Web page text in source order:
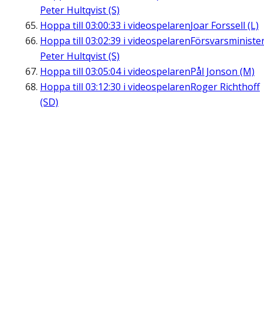
Peter Hultqvist (S)
Hoppa till 03:00:33 i videospelarenJoar Forssell (L)
Hoppa till 03:02:39 i videospelaren
Peter Hultqvist (S)
Hoppa till 03:05:04i videospelarenPål Jonson (M)
Hoppa till 03:12:30 i videospelarenRoger Richthoff
(SD)